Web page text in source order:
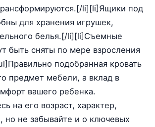
li][li]Ящики под
для хранения игрушек,
белья.[/li][li]Съемные
быть сняты по мере взросления
подобранная кровать
предмет мебели, а вклад в
вашего ребенка.
на его возраст, характер,
но не забывайте и о ключевых